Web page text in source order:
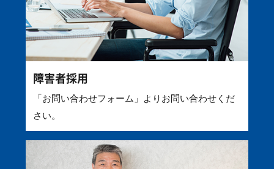
障害者採用
「お問い合わせフォーム」よりお問い合わせくだ
さい。